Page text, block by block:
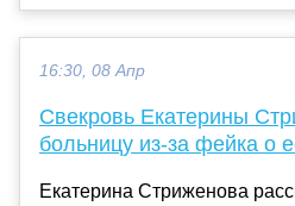
16:30, 08 Апр
Свекровь Екатерины
больницу из-за фейка о
Екатерина Стриженова